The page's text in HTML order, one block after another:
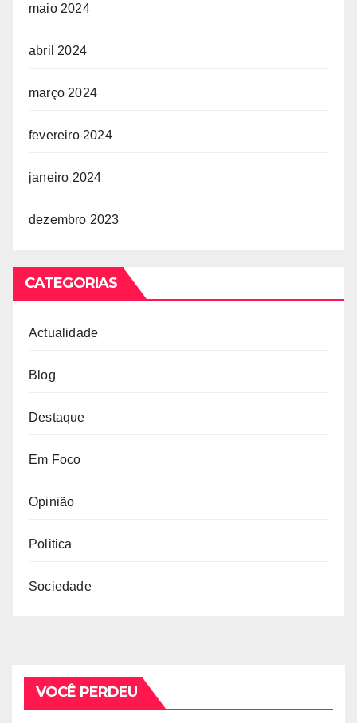
maio 2024
abril 2024
março 2024
fevereiro 2024
janeiro 2024
dezembro 2023
CATEGORIAS
Actualidade
Blog
Destaque
Em Foco
Opinião
Politica
Sociedade
VOCÊ PERDEU